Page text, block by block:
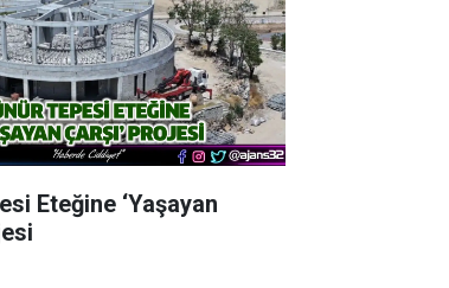
Eteğine ‘Yaşayan